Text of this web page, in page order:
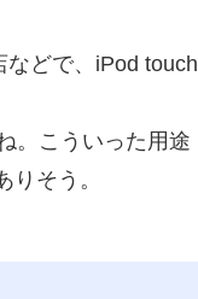
どで、iPod touch
。こういった用途
そう。